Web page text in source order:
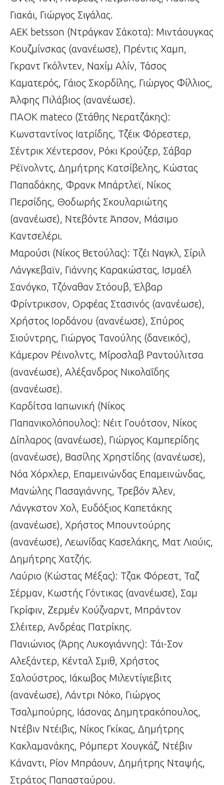
Γιακάι, Γιώργος Σιγάλας.
ΑΕΚ betsson (Ντράγκαν Σάκοτα): Μιντάουγκας
Κουζμίνσκας (ανανέωσε), Πρέντις Χαμπ,
Γκραντ Γκόλντεν, Ναχίμ Αλίν, Τάσος
Καματερός, Γάιος Σκορδίλης, Γιώργος Φίλλιος,
Άλφης Πιλάβιος (ανανέωσε).
ΠΑΟΚ mateco (Στάθης Νερατζάκης):
Κωνσταντίνος Ιατρίδης, Τζέικ Φόρεστερ,
Σέντρικ Χέντερσον, Ρόκι Κρούζερ, Σάβαρ
Ρέϊνολντς, Δημήτρης Κατσίβελης, Κώστας
Παπαδάκης, Φρανκ Μπάρτλεϊ, Νίκος
Περσίδης, Θοδωρής Σκουλαριώτης
(ανανέωσε), Ντεβόντε Άπσον, Μάσιμο
Καντσελέρι.
Μαρούσι (Νίκος Βετούλας): Τζέι Ναγκλ, Σίριλ
Λάνγκεβαϊν, Γιάννης Καρακώστας, Ισμαέλ
Σανόγκο, Τζόναθαν Στόουβ, Έλβαρ
Φρίντρικσον, Ορφέας Στασινός (ανανέωσε),
Χρήστος Ιορδάνου (ανανέωσε), Σπύρος
Σιούντρης, Γιώργος Τανούλης (δανεικός),
Κάμερον Ρέινολντς, Μίροσλαβ Ραντούλιτσα
(ανανέωσε), Αλέξανδρος Νικολαΐδης
(ανανέωσε).
Καρδίτσα Ιαπωνική (Νίκος
Παπανικολόπουλος): Νέιτ Γουότσον, Νίκος
Δίπλαρος (ανανέωσε), Γιώργος Καμπερίδης
(ανανέωσε), Βασίλης Χρηστίδης (ανανέωσε),
Νόα Χόρχλερ, Επαμεινώνδας Επαμεινώνδας,
Μανώλης Πασαγιάννης, Τρεβόν Άλεν,
Λάνγκστον Χολ, Ευδόξιος Καπετάκης
(ανανέωσε), Χρήστος Μπουντούρης
(ανανέωσε), Λεωνίδας Κασελάκης, Ματ Λιούις,
Δημήτρης Χατζής.
Λαύριο (Κώστας Μέξας): Τζακ Φόρεστ, Ταζ
Σέρμαν, Κωστής Γόντικας (ανανέωσε), Σαμ
Γκρίφιν, Ζερμέν Κούζναρντ, Μπράντον
Σλέιτερ, Ανδρέας Πατρίκης.
Πανιώνιος (Άρης Λυκογιάννης): Τάι-Σον
Αλεξάντερ, Κένταλ Σμιθ, Χρήστος
Σαλούστρος, Ιάκωβος Μιλεντίγιεβιτς
(ανανέωσε), Λάντρι Νόκο, Γιώργος
Τσαλμπούρης, Ιάσονας Δημητρακόπουλος,
Ντέβιν Ντέιβις, Νίκος Γκίκας, Δημήτρης
Κακλαμανάκης, Ρόμπερτ Χουγκάζ, Ντέβιν
Κάναντι, Ρίον Μπράουν, Δημήτρης Νταψής,
Στράτος Παπασταύρου.